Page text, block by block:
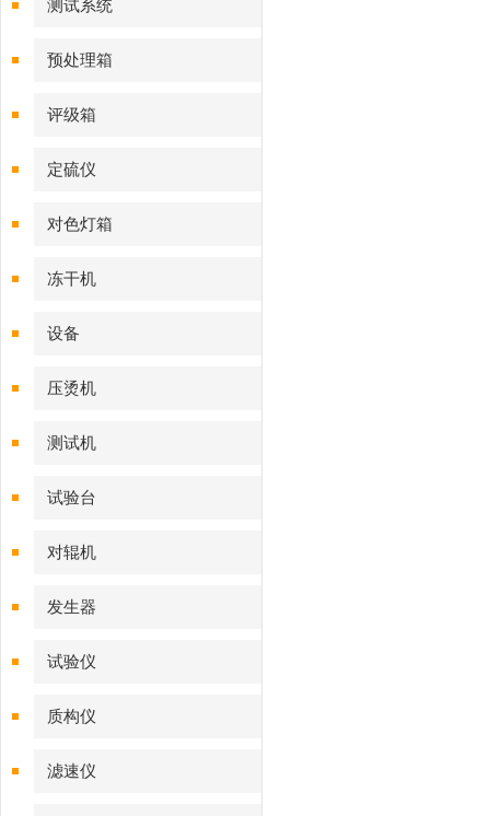
测试系统
预处理箱
评级箱
定硫仪
对色灯箱
冻干机
设备
压烫机
测试机
试验台
对辊机
发生器
试验仪
质构仪
滤速仪